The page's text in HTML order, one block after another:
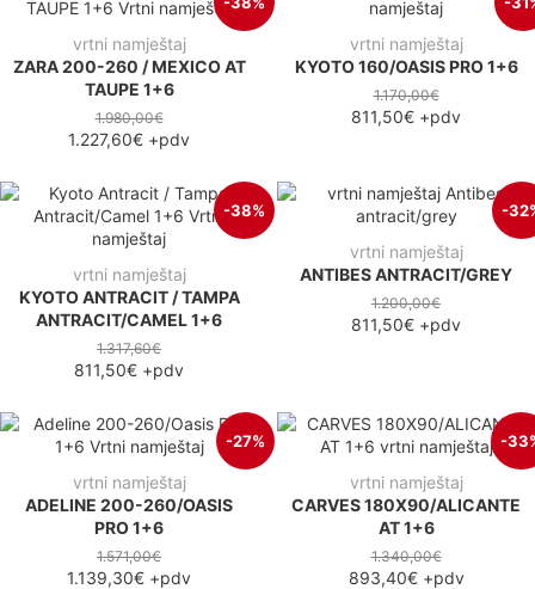
vrtni namještaj
ZARA 200-260 / MEXICO AT
TAUPE 1+6
1.980,00€
1.227,60€ +pdv
vrtni namještaj
KYOTO 160/OASIS PRO 1+6
1.170,00€
811,50€ +pdv
-38%
vrtni namještaj
KYOTO ANTRACIT / TAMPA
ANTRACIT/CAMEL 1+6
1.317,60€
811,50€ +pdv
-
vrtni namještaj
ANTIBES ANTRACIT/GREY
1.200,00€
811,50€ +pdv
-27%
vrtni namještaj
ADELINE 200-260/OASIS
PRO 1+6
1.571,00€
1.139,30€ +pdv
-
vrtni namještaj
CARVES 180X90/ALICANTE
AT 1+6
1.340,00€
893,40€+pdv